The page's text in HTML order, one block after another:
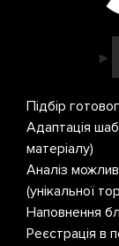
Підбір
Адаптація
матеріалу)
Аналіз
(унікальної
Наповнення
Реєстрація в